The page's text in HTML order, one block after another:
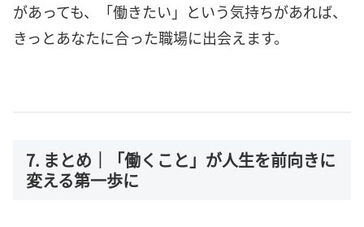
があっても、「働きたい」という気持ちがあれば、
きっとあなたに合った職場に出会えます。
7. まとめ｜「働くこと」が人生を前向きに
変える第一歩に